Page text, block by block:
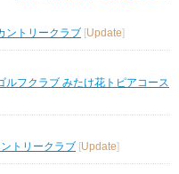
ントリークラブ
Update
ルフクラブ みたけ花トピアコース
トリークラブ [Update]